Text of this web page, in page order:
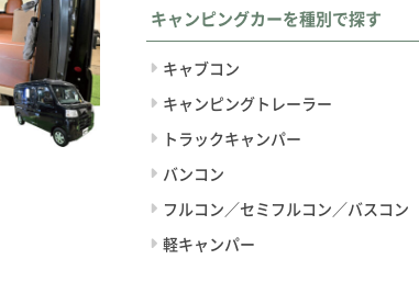
キャンピングカーを種別で探す
キャブコン
キャンピングトレーラー
トラックキャンパー
バンコン
フルコン／セミフルコン／バスコン
軽キャンパー